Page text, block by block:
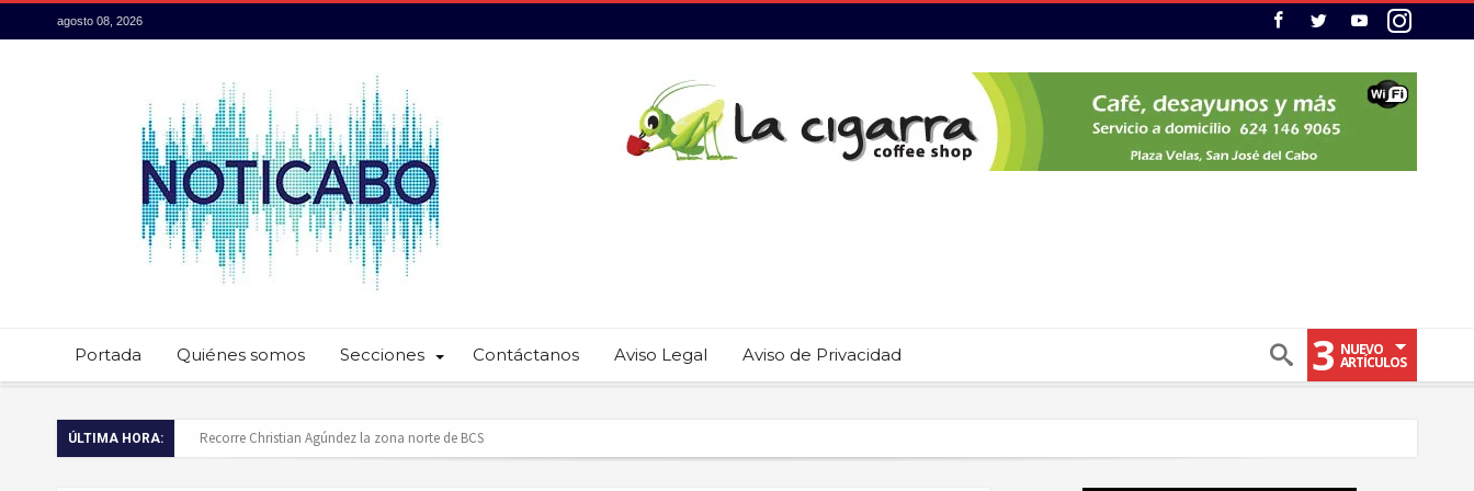
agosto 08, 2026
Portada Quiénes somos Secciones Contáctanos Aviso Legal Aviso de Privacidad 3 NUEVO
ARTÍCULOS
ÚLTIMA HORA:
Recorre Christian Agúndez la zona norte de BCS